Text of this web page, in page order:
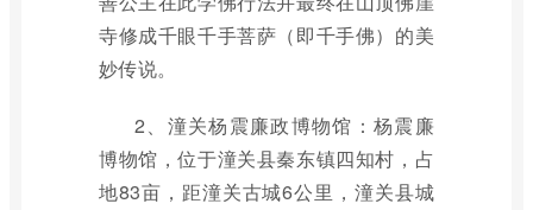
寺修成千眼千手菩萨（即千手佛）的美
妙传说。
2、潼关杨震廉政博物馆：杨震廉
博物馆，位于潼关县秦东镇四知村，占
地83亩，距潼关古城6公里，潼关县城